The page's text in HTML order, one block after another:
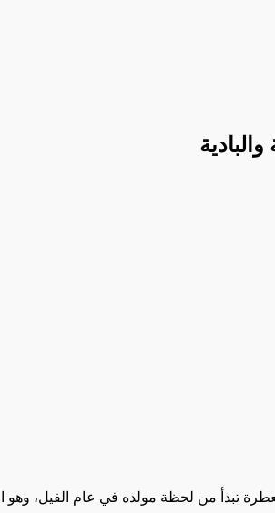
تبدأ من لحظة مولده في عام الفيل، وهو